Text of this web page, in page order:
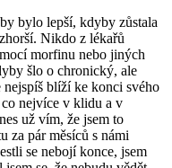
bylo lepší, kdyby zůstala
Nikdo z lékařů
morfinu nebo jiných
šlo o chronický, ale
nejspíš blíží ke konci svého
nejvíce v klidu a v
už vím, že jsem to
za pár měsíců s námi
se nebojí konce, jsem